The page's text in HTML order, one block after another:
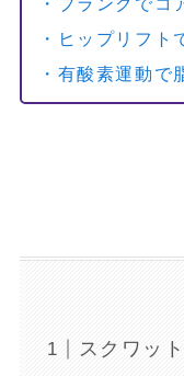
・ヒップリフト
・有酸素運動で
スクワッ